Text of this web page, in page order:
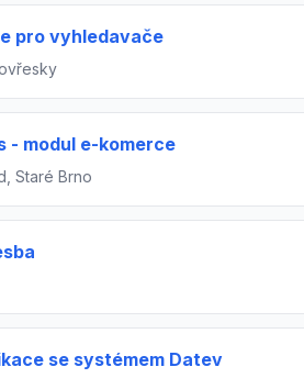
pro vyhledavače
- modul e-komerce
Staré Brno
se systémem Datev